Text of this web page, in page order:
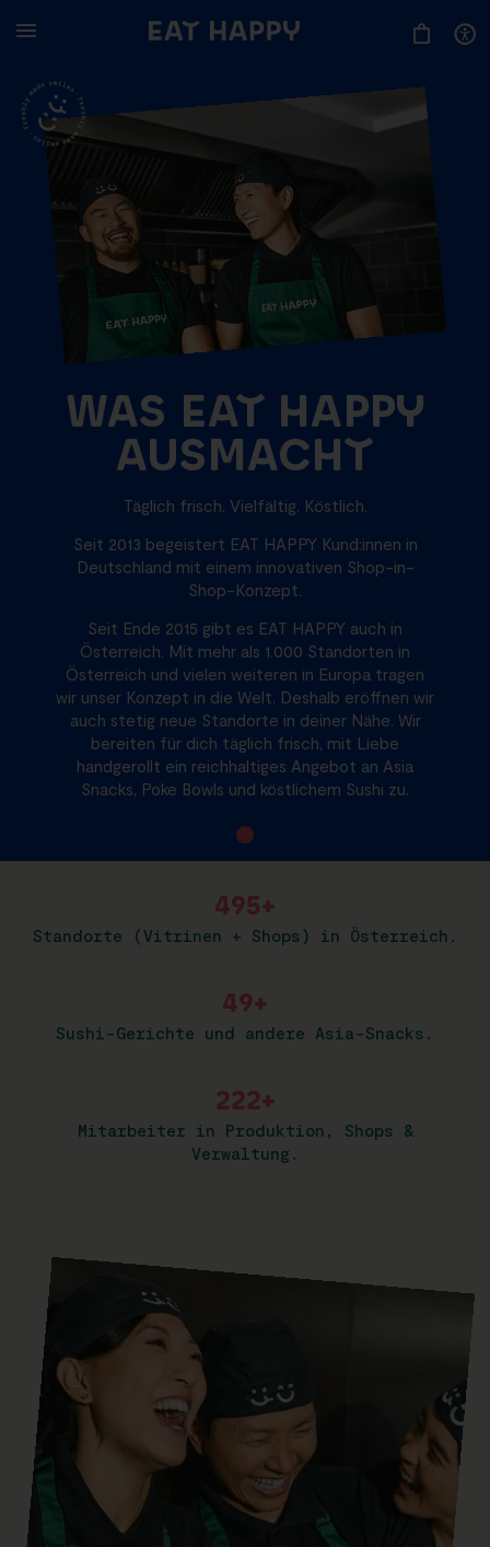
TO
CONTENT
WAS EAT HAPPY
AUSMACHT
Täglich frisch. Vielfältig. Köstlich.
Seit 2013 begeistert EAT HAPPY Kund:innen in
Deutschland mit einem innovativen Shop-in-
Shop-Konzept.
Seit Ende 2015 gibt es EAT HAPPY auch in
Österreich. Mit mehr als 1.000 Standorten in
Österreich und vielen weiteren in Europa tragen
wir unser Konzept in die Welt. Deshalb eröffnen wir
auch stetig neue Standorte in deiner Nähe. Wir
bereiten für dich täglich frisch, mit Liebe
handgerollt ein reichhaltiges Angebot an Asia
Snacks, Poke Bowls und köstlichem Sushi zu.
931+
Standorte (Vitrinen + Shops) in Österreich.
93+
Sushi-Gerichte und andere Asia-Snacks.
418+
Mitarbeiter in Produktion, Shops &
Verwaltung.